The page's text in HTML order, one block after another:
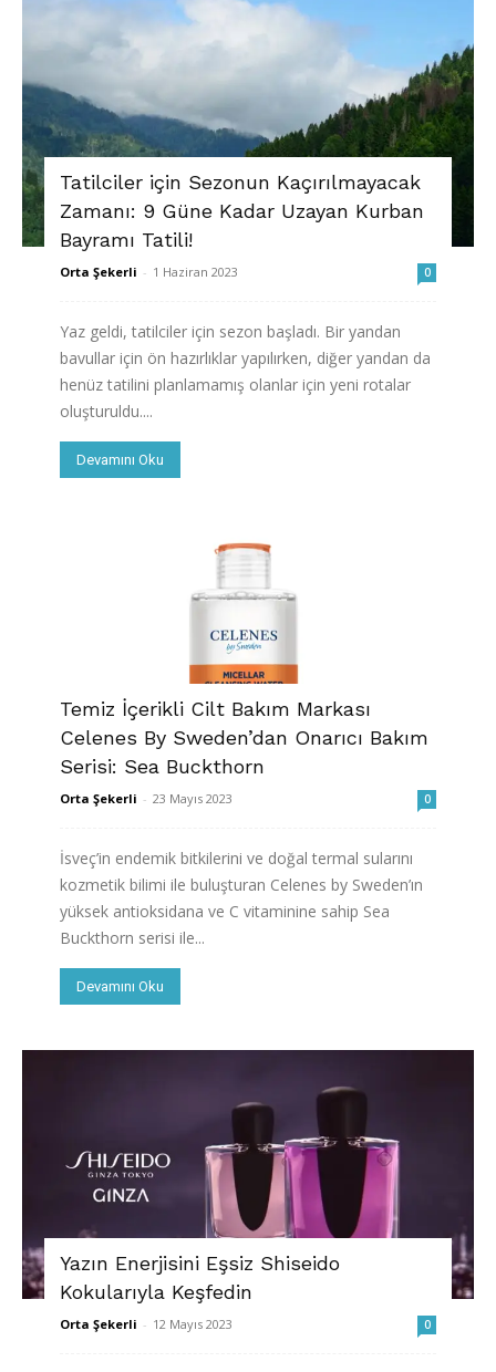
Tatilciler için Sezonun Kaçırılmayacak
Zamanı: 9 Güne Kadar Uzayan Kurban
Bayramı Tatili!
Orta Şekerli - 1 Haziran 2023 0
Yaz geldi, tatilciler için sezon başladı. Bir yandan
bavullar için ön hazırlıklar yapılırken, diğer yandan da
henüz tatilini planlamamış olanlar için yeni rotalar
oluşturuldu....
Devamını Oku
Temiz İçerikli Cilt Bakım Markası
Celenes By Sweden’dan Onarıcı Bakım
Serisi: Sea Buckthorn
Orta Şekerli - 23 Mayıs 2023 0
İsveç’in endemik bitkilerini ve doğal termal sularını
kozmetik bilimi ile buluşturan Celenes by Sweden’ın
yüksek antioksidana ve C vitaminine sahip Sea
Buckthorn serisi ile...
Devamını Oku
Yazın Enerjisini Eşsiz Shiseido
Kokularıyla Keşfedin
Orta Şekerli - 12 Mayıs 2023 0